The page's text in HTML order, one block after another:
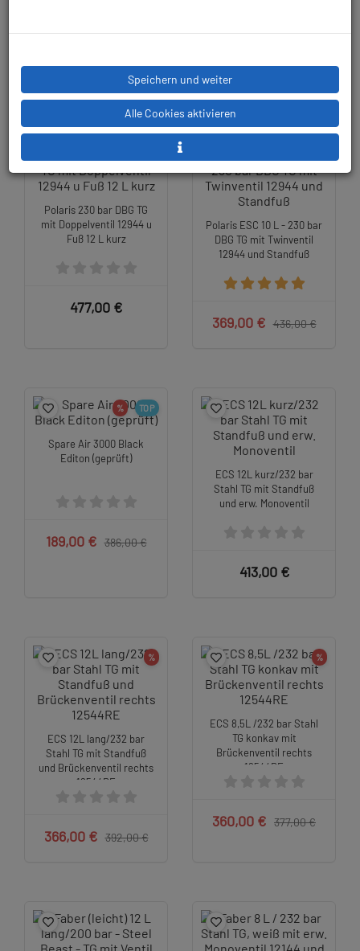
TOP
Polaris 230 bar DBG TG
mit Doppelventil 12944 u
Fuß 12 L kurz
477,00 €
% TOP
Polaris ESC 10 L - 230 bar
DBG TG mit Twinventil
12944 und Standfuß
369,00 € 436,00 €
% TOP
Spare Air 3000 Black
Editon (geprüft)
189,00 € 386,00 €
ECS 12L kurz/232 bar
Stahl TG mit Standfuß
und erw. Monoventil
413,00 €
%
ECS 12L lang/232 bar
Stahl TG mit Standfuß
und Brückenventil rechts
12544RE
366,00 € 392,00 €
%
ECS 8,5L /232 bar Stahl
TG konkav mit
Brückenventil rechts
12544RE
360,00 € 377,00 €
Speichern und weiter
Alle Cookies aktivieren